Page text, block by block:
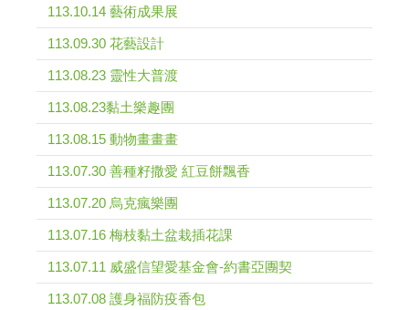
113.10.14 藝術成果展
113.09.30 花藝設計
113.08.23 靈性大普渡
113.08.23黏土樂趣團
113.08.15 動物畫畫畫
113.07.30 善種籽撒愛 紅豆餅飄香
113.07.20 烏克瘋樂團
113.07.16 梅枝黏土盆栽插花課
113.07.11 威盛信望愛基金會-約書亞團契
113.07.08 護身福防疫香包